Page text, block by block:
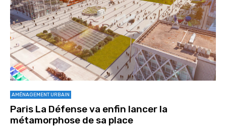
AMÉNAGEMENT URBAIN
Paris La Défense va enfin lancer la
métamorphose de sa place